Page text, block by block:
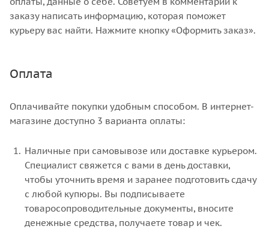
заказу написать информацию, которая поможет
курьеру вас найти. Нажмите кнопку «Оформить заказ».
Оплата
Оплачивайте покупки удобным способом. В интернет-
магазине доступно 3 варианта оплаты:
Наличные при самовывозе или доставке курьером.
Специалист свяжется с вами в день доставки,
чтобы уточнить время и заранее подготовить сдачу
с любой купюры. Вы подписываете
товаросопроводительные документы, вносите
денежные средства, получаете товар и чек.